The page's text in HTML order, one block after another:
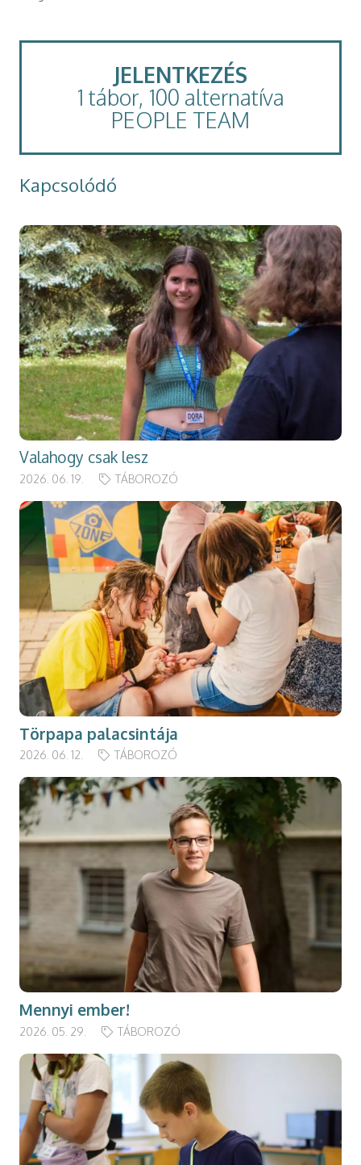
JELENTKEZÉS
1 tábor, 100 alternatíva
PEOPLE TEAM
Kapcsolódó
Valahogy csak lesz
2026. 06. 19. TÁBOROZÓ
Törpapa palacsintája
2026. 06. 12. TÁBOROZÓ
Mennyi ember!
2026. 05. 29. TÁBOROZÓ